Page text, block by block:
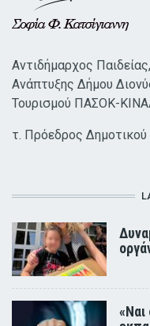
Αντιδήμαρχος
Ανάπτυξης Δήμου
Τουρισμού ΠΑΣΟΚ-
τ. Πρόεδρος
«Ναι